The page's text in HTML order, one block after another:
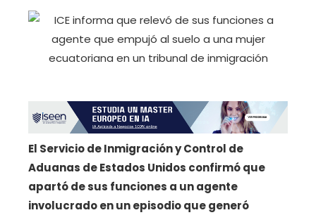
El Servicio de Inmigración y Control de
Aduanas de Estados Unidos confirmó que
apartó de sus funciones a un agente
involucrado en un episodio que generó